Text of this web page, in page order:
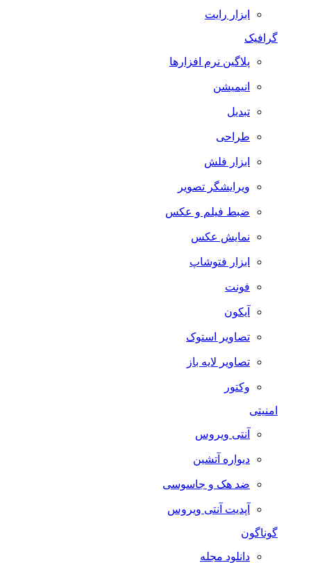
ابزار رایت
گرافیک
پلاگین نرم افزارها
انیمیشن
تبدیل
طراحی
ابزار فلش
ویرایشگر تصویر
ضبط فيلم و عكس
نمایش عکس
ابزار فتوشاپ
فونت
آیکون
تصاویر استوک
تصاویر لایه باز
وکتور
امنیتی
آنتی ویروس
دیواره آتشین
ضد هک و جاسوسی
آپدیت آنتی ویروس
گوناگون
دانلود مجله